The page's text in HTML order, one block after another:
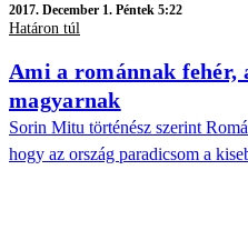
2017. December 1. Péntek 5:22
Határon túl
Ami a románnak fehér,
magyarnak
Sorin Mitu történész szerint
hogy az ország paradicsom a